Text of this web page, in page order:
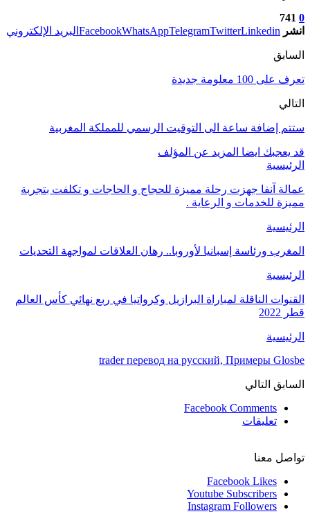
0
741
انشر
FacebookWhatsAppTelegramTwitterLinkedin البريد الإلكتروني
السابق
تعرف على 100 معلومة جديدة
التالي
ستتم إضافة ساعة الى التوقيت الرسمي للمملكة المغربية
قد يعجبك ايضا المزيد عن المؤلف
الرئيسية
عمالة آنفا جهزت رحلة مميزة للحجاج و الحاجات و تكلفت بتجربة
مميزة للخدمات و الرعاية .
الرئيسية
المغرب ورئاسة إسبانيا لأوروبا.. رهان العلاقات لمواجهة التحديات
الرئيسية
القنوات الناقلة لمباراة البرازيل وكرواتيا في ربع نهائي كأس العالم
قطر 2022
الرئيسية
trader перевод на русский, Примеры Glosbe
السابق التالي
Facebook Comments
تعليقات
تواصل معنا
Facebook Likes
Youtube Subscribers
Instagram Followers